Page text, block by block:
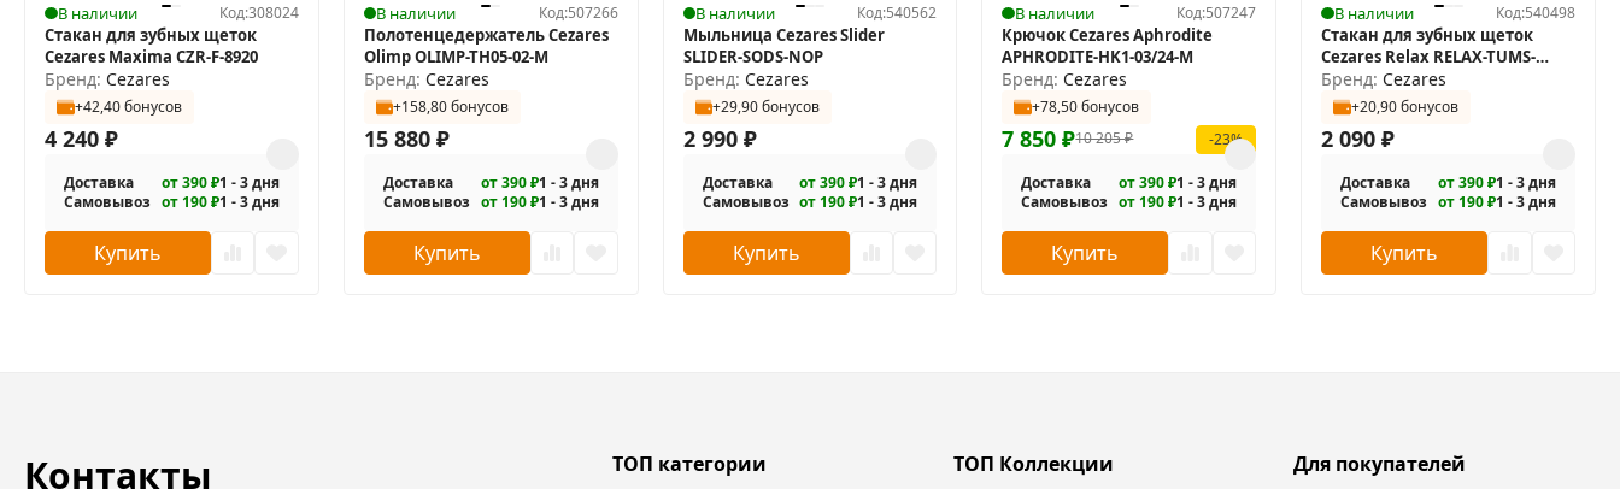
В наличии Код:308024
Стакан для зубных щеток
Cezares Maxima CZR-F-8920
Бренд: Cezares
+42,40 бонусов
4 240 ₽
Доставка от 390 ₽1 - 3 дня
Самовывоз от 190 ₽1 - 3 дня
Купить
В наличии Код:507266
Полотенцедержатель Cezares
Olimp OLIMP-TH05-02-M
Бренд: Cezares
+158,80 бонусов
15 880 ₽
Доставка от 390 ₽1 - 3 дня
Самовывоз от 190 ₽1 - 3 дня
Купить
В наличии Код:540562
Мыльница Cezares Slider
SLIDER-SODS-NOP
Бренд: Cezares
+29,90 бонусов
2 990 ₽
Доставка от 390 ₽1 - 3 дня
Самовывоз от 190 ₽1 - 3 дня
Купить
В наличии Код:507247
Крючок Cezares Aphrodite
APHRODITE-HK1-03/24-M
Бренд: Cezares
+78,50 бонусов
10 205₽
7 850₽ -23%
Доставка от 390 ₽1 - 3 дня
Самовывоз от 190 ₽1 - 3 дня
Купить
В наличии Код:540498
Стакан для зубных щеток
Cezares Relax RELAX-TUMS-
BORO
Бренд: Cezares
+20,90 бонусов
2 090₽
Доставка от 390 ₽1 - 3 дня
Самовывоз от 190 ₽1 - 3 дня
Купить
Контакты ТОП категории ТОП Коллекции Для покупателей